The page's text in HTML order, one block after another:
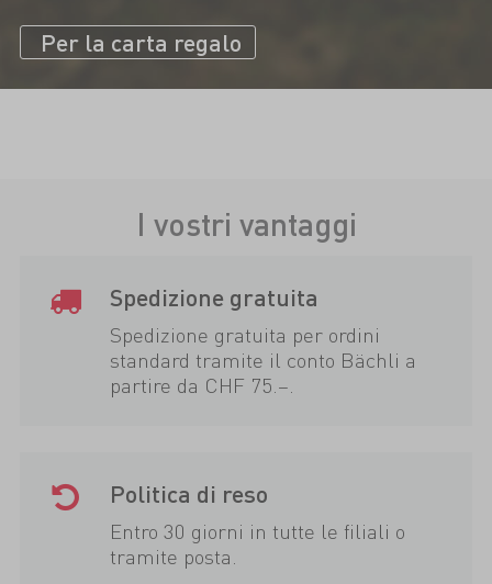
Per la carta regalo
I vostri vantaggi
Spedizione gratuita
Spedizione gratuita per ordini
standard tramite il conto Bächli a
partire da CHF 75.–.
Politica di reso
Entro 30 giorni in tutte le filiali o
tramite posta.